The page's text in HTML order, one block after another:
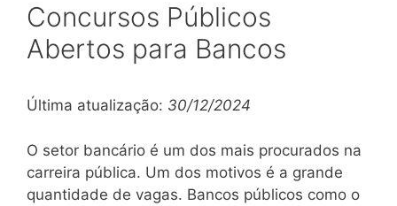
Concursos Públicos
Abertos para Bancos
Última atualização: 30/12/2024
O setor bancário é um dos mais procurados na
carreira pública. Um dos motivos é a grande
quantidade de vagas. Bancos públicos como o